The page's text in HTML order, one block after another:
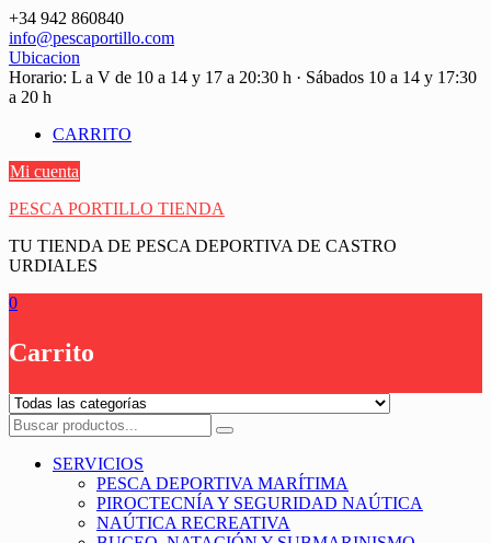
Saltar
contenido
+34 942 860840
info@pescaportillo.com
Ubicacion
Horario: L a V de 10 a 14 y 17 a 20:30 h · Sábados 10 a 14 y 17:30
a 20 h
CARRITO
Mi cuenta
PESCA PORTILLO TIENDA
TU TIENDA DE PESCA DEPORTIVA DE CASTRO
URDIALES
0
Carrito
SERVICIOS
PESCA DEPORTIVA MARÍTIMA
PIROCTECNÍA Y SEGURIDAD NAÚTICA
NAÚTICA RECREATIVA